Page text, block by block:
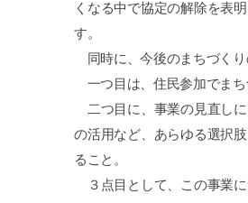
くなる中で協定の解除を表
す。
同時に、今後のまちづく
一つ目は、住民参加でま
二つ目に、事業の見直し
の活用など、あらゆる選択
ること。
３点目として、この事業